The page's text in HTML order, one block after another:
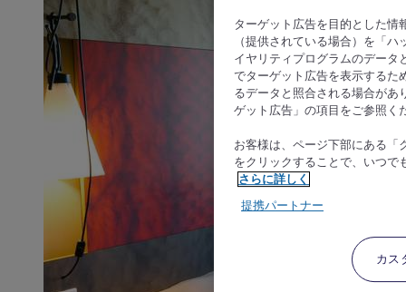
ターゲット広告を目的とした情
（提供されている場合）を「
イヤリティプログラムのデータ
でターゲット広告を表示するた
るデータと照合される場合があ
ゲット広告」の項目をご参照く
お客様は、ページ下部にある「
をクリックすることで、いつで
さらに詳しく
提携パートナー
カス